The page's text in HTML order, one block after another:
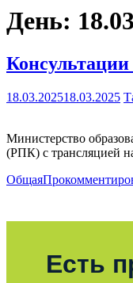
День:
18.03.202518.03.2025
Министерство
(РПК) с трансляцией
Общая
Есть